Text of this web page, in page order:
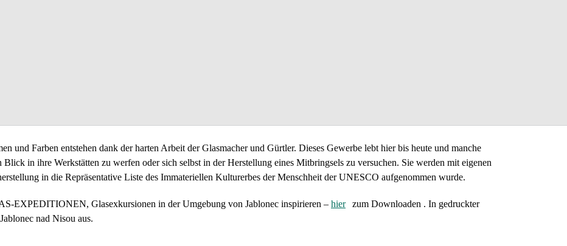
und Farben entstehen dank der harten Arbeit der Glasmacher und Gürtler. Dieses Gewerbe lebt hier bis heute und manche
in ihre Werkstätten zu werfen oder sich selbst in der Herstellung eines Mitbringsels zu versuchen. Sie werden mit eigenen
in die Repräsentative Liste des Immateriellen Kulturerbes der Menschheit der UNESCO aufgenommen wurde.
EXPEDITIONEN, Glasexkursionen in der Umgebung von Jablonec inspirieren – hier
zum Downloaden . In gedruckter
nad Nisou aus.